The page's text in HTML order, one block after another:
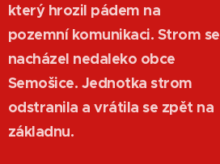
který hrozil pádem na
pozemní komunikaci. Strom se
nacházel nedaleko obce
Semošice. Jednotka strom
odstranila a vrátila se zpět na
základnu.